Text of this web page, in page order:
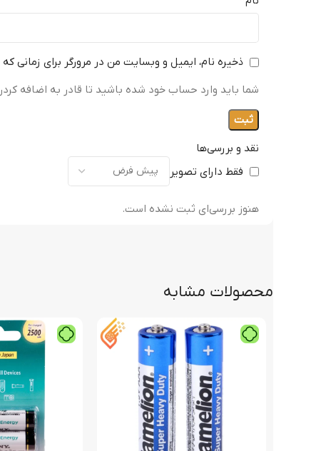
نقد و بررسی‌ها
فقط دارای تصویر
هنوز بررسی‌ای ثبت نشده است.
ذخیره نام، ایمیل و وبسایت من در مرورگر برای زمانی
شما باید وارد حساب خود شده باشید تا قادر به اضافه
محصولات مشابه